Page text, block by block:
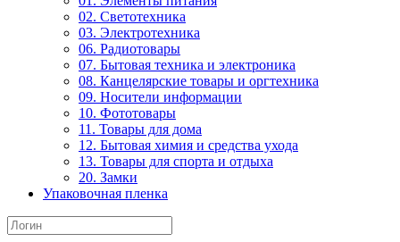
02. Светотехника
03. Электротехника
06. Радиотовары
07. Бытовая техника и электроника
08. Канцелярские товары и оргтехника
09. Носители информации
10. Фототовары
11. Товары для дома
12. Бытовая химия и средства ухода
13. Товары для спорта и отдыха
20. Замки
Упаковочная пленка